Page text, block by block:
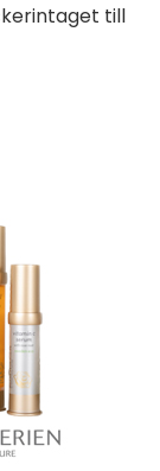
till